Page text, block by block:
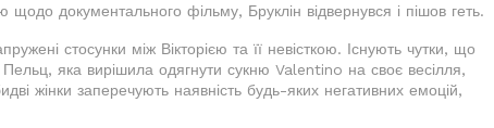
щодо документального фільму, Бруклін відвернувся і пішов геть.
стосунки між Вікторією та її невісткою. Існують чутки, що
яка вирішила одягнути сукню Valentino на своє весілля,
жінки заперечують наявність будь-яких негативних емоцій,